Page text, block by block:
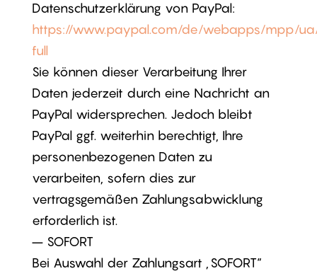
Datenschutzerklärung von PayPal:
https://www.paypal.com/de/webapps/mpp/
full
Sie können dieser Verarbeitung Ihrer
Daten jederzeit durch eine Nachricht an
PayPal widersprechen. Jedoch bleibt
PayPal ggf. weiterhin berechtigt, Ihre
personenbezogenen Daten zu
verarbeiten, sofern dies zur
vertragsgemäßen Zahlungsabwicklung
erforderlich ist.
– SOFORT
Bei Auswahl der Zahlungsart „SOFORT“